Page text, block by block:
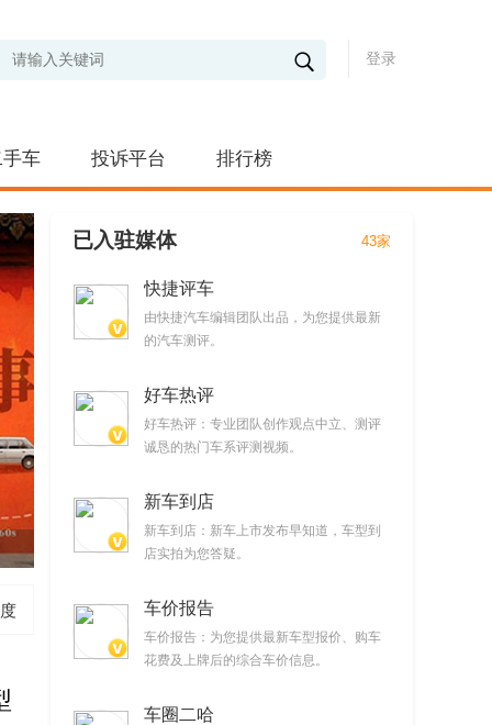
登录
车 投诉平台 排行榜
《驾值观》：中国汽车发展的故事
已入驻媒体 43家
快捷评车
由快捷汽车编辑团队出品，为您提供最新
的汽车测评。
好车热评
好车热评：专业团队创作观点中立、测评
诚恳的热门车系评测视频。
新车到店
新车到店：新车上市发布早知道，车型到
店实拍为您答疑。
车价报告
车价报告：为您提供最新车型报价、购车
花费及上牌后的综合车价信息。
车圈二哈